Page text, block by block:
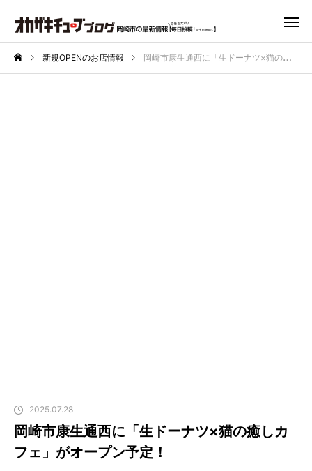
新規OPENのお店情報 岡崎市康生通西に「生ドーナツ×猫の癒しカフェ」がオープン予定！
2025.07.28
岡崎市康生通西に「生ドーナツ×猫の癒しカ
フェ」がオープン予定！